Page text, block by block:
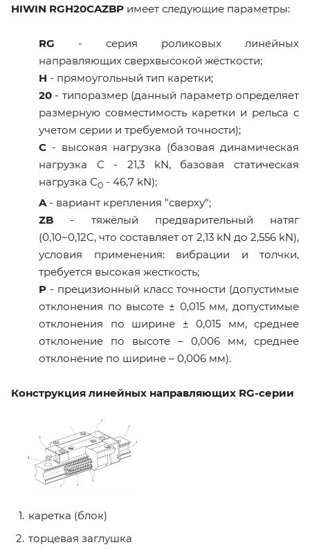
HIWIN RGH20CAZBP имеет следующие параметры:
RG - серия роликовых линейных
направляющих сверхвысокой жёсткости;
H - прямоугольный тип каретки;
20 - типоразмер (данный параметр определяет
размерную совместимость каретки и рельса с
учетом серии и требуемой точности);
C - высокая нагрузка (базовая динамическая
нагрузка C - 21,3 kN, базовая статическая
нагрузка С0 - 46,7 kN);
A- вариант крепления "сверху";
ZB - тяжёлый предварительный натяг
(0,10~0,12C, что составляет от 2,13 kN до 2,556 kN),
условия применения: вибрации и толчки,
требуется высокая жесткость;
P - прецизионный класс точности (допустимые
отклонения по высоте ± 0,015 мм, допустимые
отклонения по ширине ± 0,015 мм, среднее
отклонение по высоте – 0,006 мм, среднее
отклонение по ширине – 0,006 мм).
Конструкция линейных направляющих RG-серии
каретка (блок)
торцевая заглушка